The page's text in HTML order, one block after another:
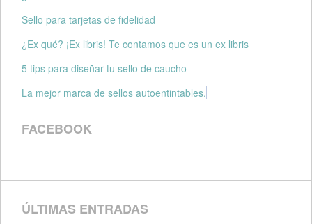
Sello para tarjetas de fidelidad
¿Ex qué? ¡Ex libris! Te contamos que es un ex libris
5 tips para diseñar tu sello de caucho
La mejor marca de sellos autoentintables.
FACEBOOK
ÚLTIMAS ENTRADAS